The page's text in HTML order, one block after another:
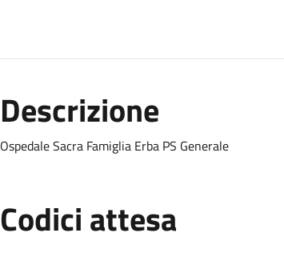
Descrizione
Ospedale Sacra Famiglia Erba PS Generale
Codici attesa